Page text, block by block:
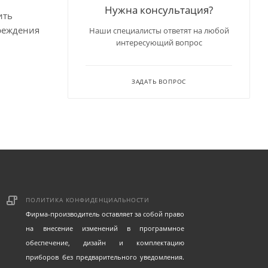
Нужна консультация?
Наши специалисты ответят на любой
интересующий вопрос
ЗАДАТЬ ВОПРОС
ПОЛИТИКА КОНФИДЕНЦИАЛЬНОСТИ
Фирма-производитель оставляет за собой право
на внесение изменений в программное
обеспечение, дизайн и комплектацию
приборов без предварительного уведомления.